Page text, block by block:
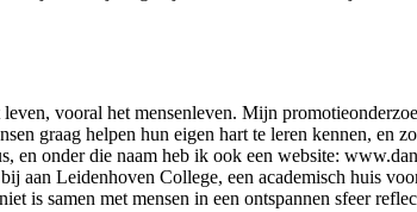
vooral het mensenleven. Mijn
graag helpen hun eigen hart te leren kennen, en
en onder die naam heb ik ook een website:
aan Leidenhoven College, een academisch huis
is samen met mensen in een ontspannen sfeer